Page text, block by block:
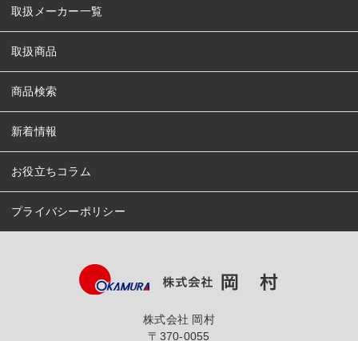
取扱メーカー一覧
取扱商品
商品検索
新着情報
お役立ちコラム
プライバシーポリシー
株式会社 岡村
〒370-0055